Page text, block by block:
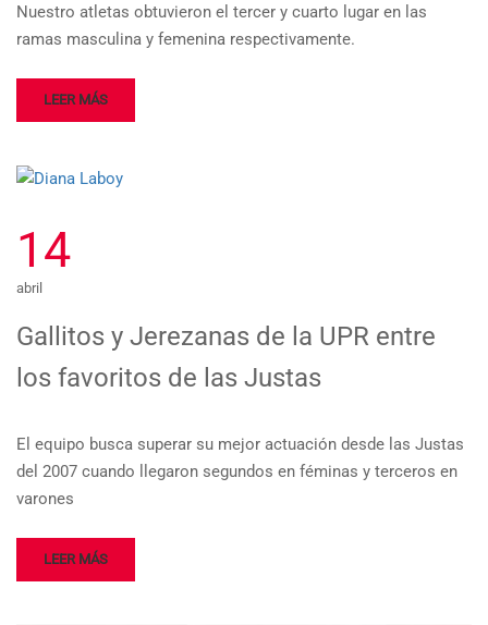
Nuestro atletas obtuvieron el tercer y cuarto lugar en las
ramas masculina y femenina respectivamente.
LEER MÁS
14
abril
Gallitos y Jerezanas de la UPR entre
los favoritos de las Justas
El equipo busca superar su mejor actuación desde las Justas
del 2007 cuando llegaron segundos en féminas y terceros en
varones
LEER MÁS